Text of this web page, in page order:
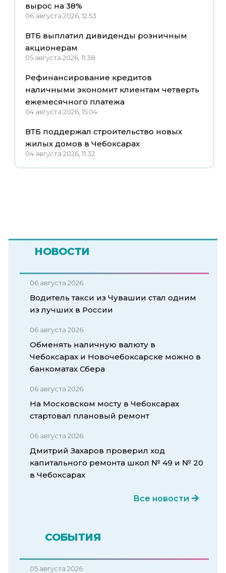
вырос на 38%
06 августа 2026, 12:53
ВТБ выплатил дивиденды розничным
акционерам
05 августа 2026, 11:38
Рефинансирование кредитов
наличными экономит клиентам четверть
ежемесячного платежа
04 августа 2026, 15:04
ВТБ поддержал строительство новых
жилых домов в Чебоксарах
04 августа 2026, 11:32
НОВОСТИ
06 августа 2026
Водитель такси из Чувашии стал одним
из лучших в России
06 августа 2026
Обменять наличную валюту в
Чебоксарах и Новочебоксарске можно в
банкоматах Сбера
06 августа 2026
На Московском мосту в Чебоксарах
стартовал плановый ремонт
06 августа 2026
Дмитрий Захаров проверил ход
капитального ремонта школ № 49 и № 20
в Чебоксарах
Все новости
СОБЫТИЯ
05 августа 2026